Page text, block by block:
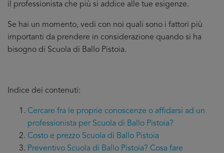
il professionista che più si addice alle tue esigenze.
Se hai un momento, vedi con noi quali sono i fattori più
importanti da prendere in considerazione quando si ha
bisogno di Scuola di Ballo Pistoia.
Indice dei contenuti:
Cercare fra le proprie conoscenze o affidarsi ad un
professionista per Scuola di Ballo Pistoia?
Costo e prezzo Scuola di Ballo Pistoia
Preventivo Scuola di Ballo Pistoia? Cosa fare